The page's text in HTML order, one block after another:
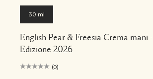
30 ml
English Pear & Freesia Crema mani -
Edizione 2026
(0)